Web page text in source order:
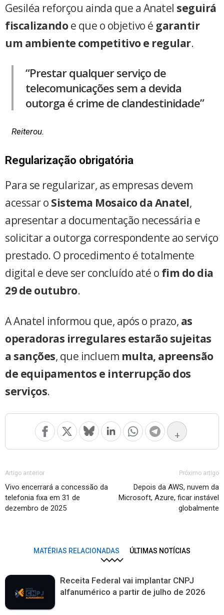
Gesiléa reforçou ainda que a Anatel seguirá
fiscalizandoe que o objetivo é garantir
um ambiente competitivo e regular.
“Prestar qualquer serviço de
telecomunicações sem a devida
outorga é crime de clandestinidade”
Reiterou.
Regularização obrigatória
Para se regularizar, as empresas devem
acessar o Sistema Mosaico da Anatel,
apresentar a documentação necessária e
solicitar a outorga correspondente ao serviço
prestado. O procedimento é totalmente
digital e deve ser concluído até o fim do dia
29 de outubro.
A Anatel informou que, após o prazo, as
operadoras irregulares estarão sujeitas
a sanções, que incluem multa, apreensão
de equipamentos e interrupção dos
serviços.
+
Artigo anterior
Vivo encerrará a concessão da
telefonia fixa em 31 de
dezembro de 2025
Próximo artigo
Depois da AWS, nuvem da
Microsoft, Azure, ficar instável
globalmente
MATÉRIAS RELACIONADAS ÚLTIMAS NOTÍCIAS
Receita Federal vai implantar CNPJ
alfanumérico a partir de julho de 2026